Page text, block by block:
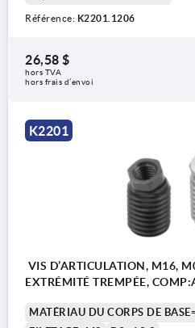
Référence: K2201.1206
26,58 $
hors TVA
hors frais d’envoi
K2201
VIS D’ARTICULATION, M16,
EXTRÉMITÉ TREMPÉE,
MATÉRIAU DU CORPS DE